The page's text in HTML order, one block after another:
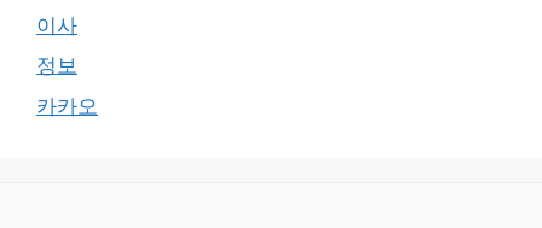
이사
정보
카카오